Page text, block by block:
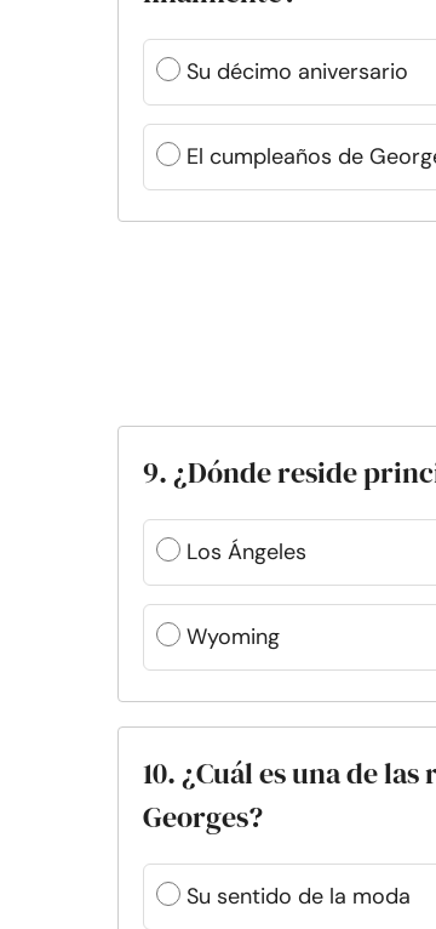
Su décimo aniversario
El cumpleaños de
9. ¿Dónde reside
Los Ángeles
Wyoming
10. ¿Cuál es una de
Georges?
Su sentido de la moda